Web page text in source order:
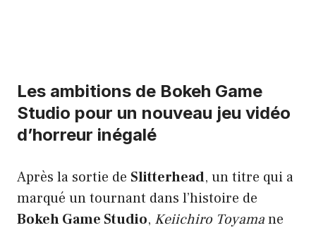
Les ambitions de Bokeh Game
Studio pour un nouveau jeu vidéo
d’horreur inégalé
Après la sortie de Slitterhead, un titre qui a
marqué un tournant dans l’histoire de
Bokeh Game Studio, Keiichiro Toyamane